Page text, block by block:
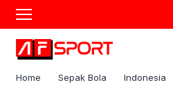
Home Sepak Bola Indonesia